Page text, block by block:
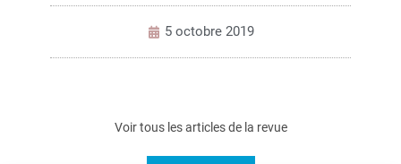
5 octobre 2019
Voir tous les articles de la revue